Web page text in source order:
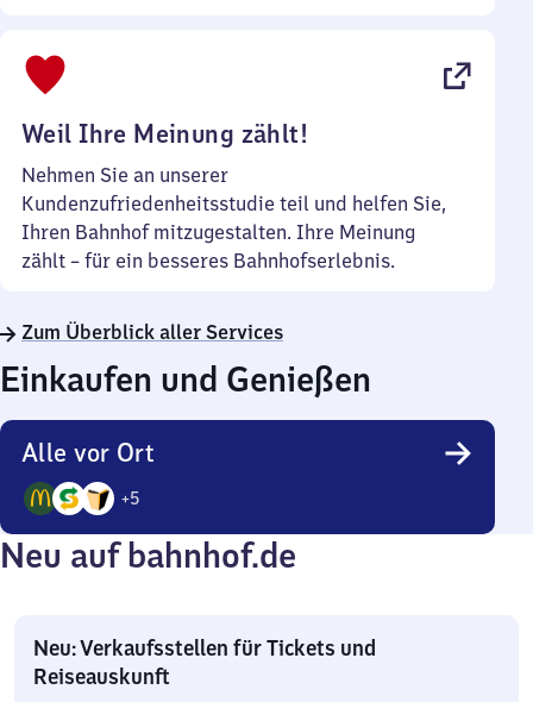
Weil Ihre Meinung zählt!
Nehmen Sie an unserer
Kundenzufriedenheitsstudie teil und helfen Sie,
Ihren Bahnhof mitzugestalten. Ihre Meinung
zählt – für ein besseres Bahnhofserlebnis.
Zum Überblick aller Services
Einkaufen und Genießen
Alle vor Ort
+5
8
Angebote
Neu auf bahnhof.de
Neu: Verkaufsstellen für Tickets und
Reiseauskunft